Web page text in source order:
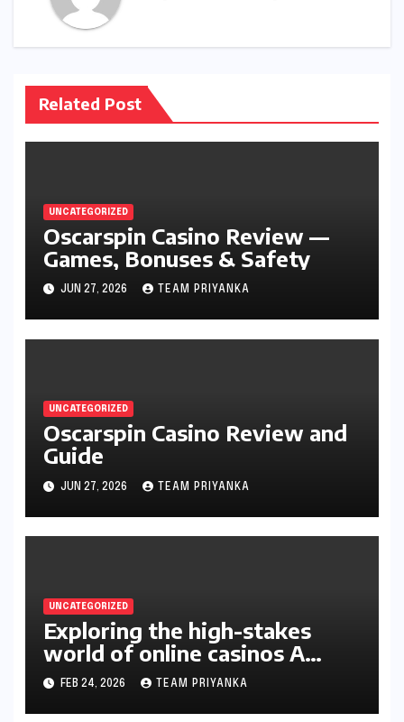
Related Post
UNCATEGORIZED
Oscarspin Casino Review —
Games, Bonuses & Safety
JUN 27, 2026 TEAM PRIYANKA
UNCATEGORIZED
Oscarspin Casino Review and
Guide
JUN 27, 2026 TEAM PRIYANKA
UNCATEGORIZED
Exploring the high-stakes
world of online casinos A
gambler’s guide
FEB 24, 2026 TEAM PRIYANKA